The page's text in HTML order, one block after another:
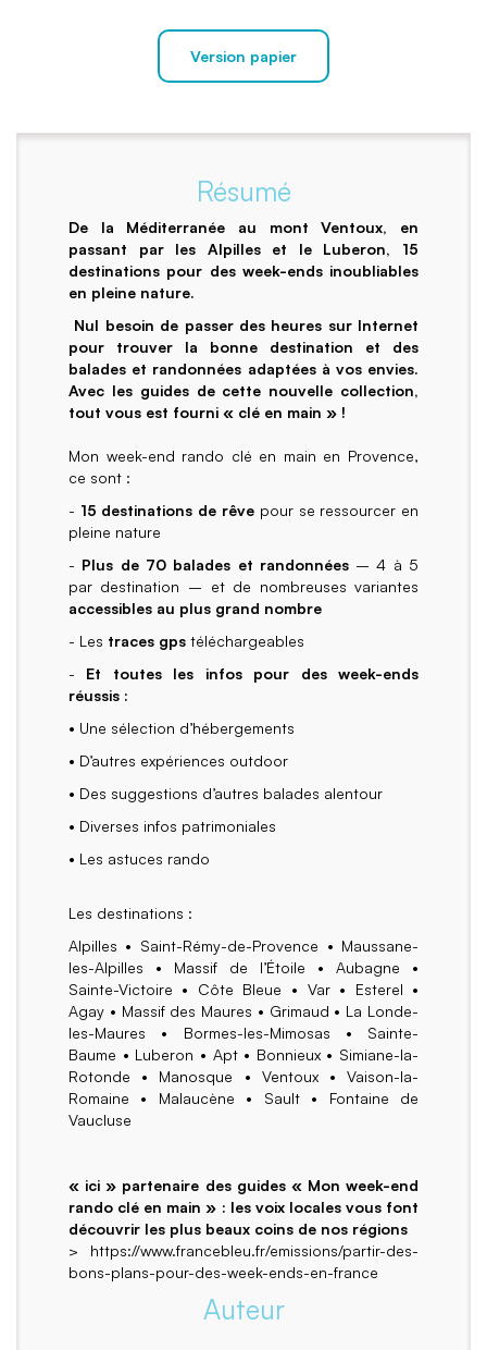
Version papier
Résumé
De la Méditerranée au mont Ventoux, en
passant par les Alpilles et le Luberon, 15
destinations pour des week-ends inoubliables
en pleine nature.
Nul besoin de passer des heures sur Internet
pour trouver la bonne destination et des
balades et randonnées adaptées à vos envies.
Avec les guides de cette nouvelle collection,
tout vous est fourni « clé en main » !
Mon week-end rando clé en main en Provence,
ce sont :
- 15 destinations de rêve pour se ressourcer en
pleine nature
- Plus de 70 balades et randonnées– 4 à 5
par destination – et de nombreuses variantes
accessibles au plus grand nombre
- Les traces gpstéléchargeables
- Et toutes les infos pour des week-ends
réussis :
• Une sélection d’hébergements
• D’autres expériences outdoor
• Des suggestions d’autres balades alentour
• Diverses infos patrimoniales
• Les astuces rando
Les destinations :
Alpilles • Saint-Rémy-de-Provence • Maussane-
les-Alpilles • Massif de l’Étoile • Aubagne •
Sainte-Victoire • Côte Bleue • Var • Esterel •
Agay • Massif des Maures • Grimaud • La Londe-
les-Maures • Bormes-les-Mimosas • Sainte-
Baume • Luberon • Apt • Bonnieux • Simiane-la-
Rotonde • Manosque • Ventoux • Vaison-la-
Romaine • Malaucène • Sault • Fontaine de
Vaucluse
« ici » partenaire des guides « Mon week-end
rando clé en main » : les voix locales vous font
découvrir les plus beaux coins de nos régions
> https://www.francebleu.fr/emissions/partir-des-
bons-plans-pour-des-week-ends-en-france
Auteur